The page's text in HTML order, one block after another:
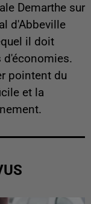
Demarthe sur
d'Abbeville
il doit
d'économies.
pointent du
et la